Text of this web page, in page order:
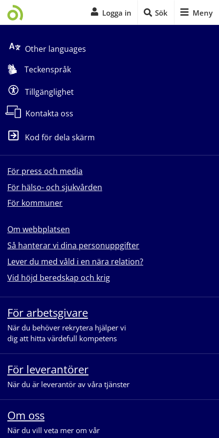
Logga in Sök Meny
Other languages
Teckenspråk
Tillgänglighet
Kontakta oss
Kod för dela skärm
För press och media
För hälso- och sjukvården
För kommuner
Om webbplatsen
Så hanterar vi dina personuppgifter
Lever du med våld i en nära relation?
Vid höjd beredskap och krig
För arbetsgivare
När du behöver rekrytera hjälper vi
dig att hitta värdefull kompetens
För leverantörer
När du är leverantör av våra tjänster
Om oss
När du vill veta mer om vår